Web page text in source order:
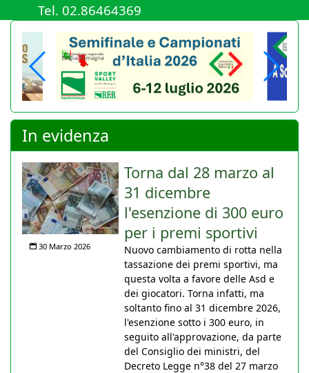
Tel. 02.86464369
In evidenza
30 Marzo 2026
Torna dal 28 marzo al
31 dicembre
l'esenzione di 300 euro
per i premi sportivi
Nuovo cambiamento di rotta nella
tassazione dei premi sportivi, ma
questa volta a favore delle Asd e
dei giocatori. Torna infatti, ma
soltanto fino al 31 dicembre 2026,
l'esenzione sotto i 300 euro, in
seguito all'approvazione, da parte
del Consiglio dei ministri, del
Decreto Legge n°38 del 27 marzo